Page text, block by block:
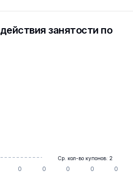
занятости по
0
0
0
0
0
Ср. кол-во купонов: 2